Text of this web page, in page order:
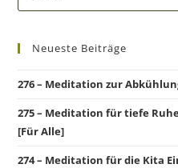
Neueste Beiträge
276 – Meditation zur
275 – Meditation für tiefe
[Für Alle]
274 – Meditation für die Kita